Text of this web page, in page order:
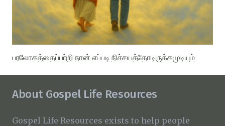
பரலோகத்தைப்பற்றி நான் எப்படி நிச்சயத்தோடிருக்கமுடியும்
About Gospel Life Resources
Gospel Life Resources exists to help people